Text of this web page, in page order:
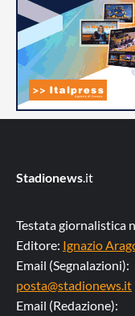
Stadionews .it
Testata giornalistica
Editore: Ignazio
Email (Segnalazioni):
posta@stadionews.it
Email (Redazione):